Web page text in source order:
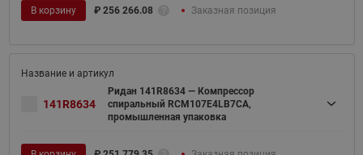
В корзину ₽ 256 266.08 Заказная позиция
141R8634
Ридан 141R8634 — Компрессор
спиральный RCM107E4LB7CA,
промышленная упаковка